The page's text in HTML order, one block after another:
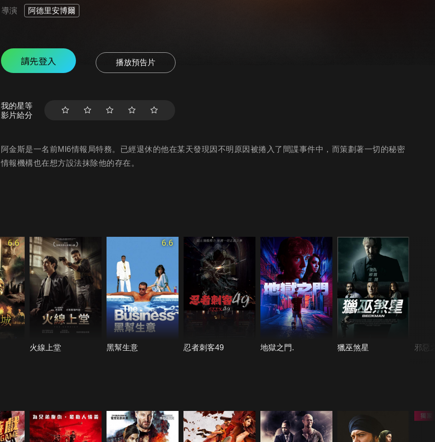
導演 阿德里安博爾
請先登入 播放預告片
我的星等
影片給分
阿金斯是一名前MI6情報局特務。已經退休的他在某天發現因不明原因被捲入了間諜事件中，而策劃著一切的秘密
情報機構也在想方設法抹除他的存在。
6.6
火線上堂
6.6
黑幫生意 忍者刺客49 地獄之門. 獵巫煞星 邪惡